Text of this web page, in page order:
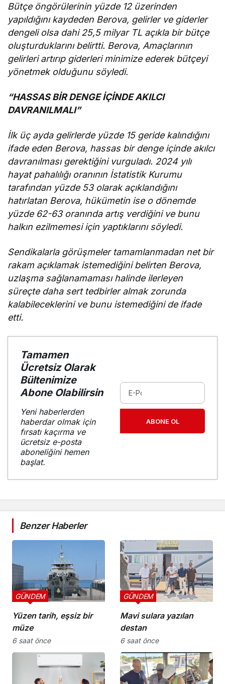
Bütçe öngörülerinin yüzde 12 üzerinden
yapıldığını kaydeden Berova, gelirler ve giderler
dengeli olsa dahi 25,5 milyar TL açıkla bir bütçe
oluşturduklarını belirtti. Berova, Amaçlarının
gelirleri artırıp giderleri minimize ederek bütçeyi
yönetmek olduğunu söyledi.
“HASSAS BİR DENGE İÇİNDE AKILCI
DAVRANILMALI”
İlk üç ayda gelirlerde yüzde 15 geride kalındığını
ifade eden Berova, hassas bir denge içinde akılcı
davranılması gerektiğini vurguladı. 2024 yılı
hayat pahalılığı oranının İstatistik Kurumu
tarafından yüzde 53 olarak açıklandığını
hatırlatan Berova, hükümetin ise o dönemde
yüzde 62-63 oranında artış verdiğini ve bunu
halkın ezilmemesi için yaptıklarını söyledi.
Sendikalarla görüşmeler tamamlanmadan net bir
rakam açıklamak istemediğini belirten Berova,
uzlaşma sağlanamaması halinde ilerleyen
süreçte daha sert tedbirler almak zorunda
kalabileceklerini ve bunu istemediğini de ifade
etti.
Tamamen
Ücretsiz Olarak
Bültenimize
Abone Olabilirsin
Yeni haberlerden
haberdar olmak için
fırsatı kaçırma ve
ücretsiz e-posta
aboneliğini hemen
başlat.
ABONE OL
Benzer Haberler
Yüzen tarih, eşsiz bir
müze
GÜNDEM
6 saat önce
Mavi sulara yazılan
destan
GÜNDEM
6 saat önce